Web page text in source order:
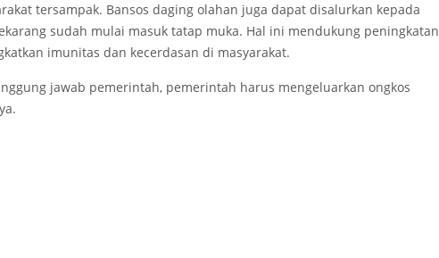
tersampak. Bansos daging olahan juga dapat disalurkan kepada
sudah mulai masuk tatap muka. Hal ini mendukung peningkatan
imunitas dan kecerdasan di masyarakat.
jawab pemerintah, pemerintah harus mengeluarkan ongkos